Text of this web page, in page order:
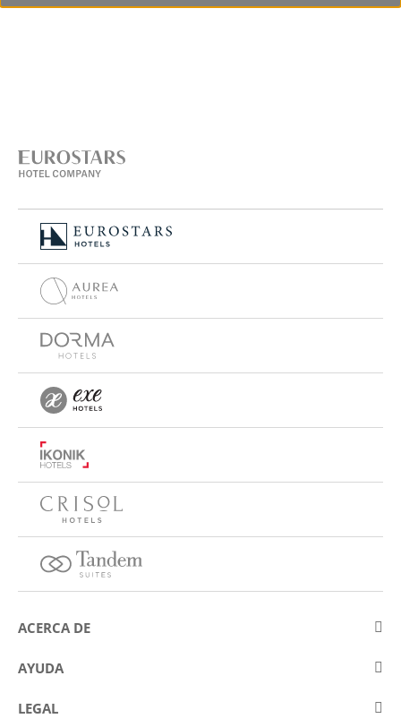
ACERCA DE
Sobre Eurostars Hotel Company
Concursos
AYUDA
Contactar
LEGAL